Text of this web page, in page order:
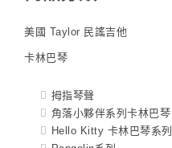
美國 Taylor 民謠吉他
卡林巴琴
拇指琴聲
角落小夥伴系列卡林巴琴
Hello Kitty 卡林巴琴系列